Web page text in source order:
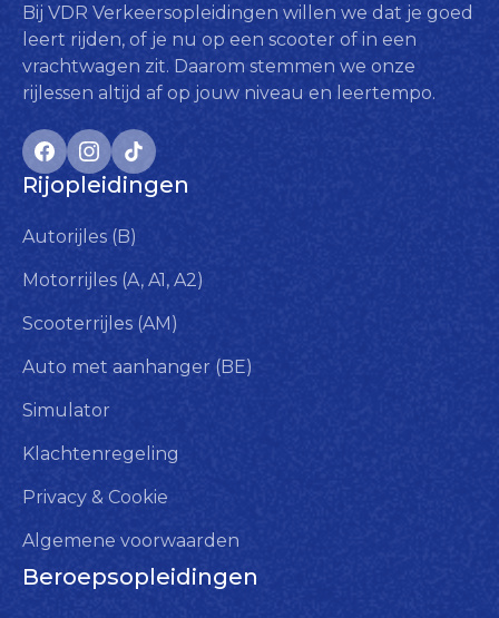
Bij VDR Verkeersopleidingen willen we dat je goed
leert rijden, of je nu op een scooter of in een
vrachtwagen zit. Daarom stemmen we onze
rijlessen altijd af op jouw niveau en leertempo.
Rijopleidingen
Autorijles (B)
Motorrijles (A, A1, A2)
Scooterrijles (AM)
Auto met aanhanger (BE)
Simulator
Klachtenregeling
Privacy & Cookie
Algemene voorwaarden
Beroepsopleidingen